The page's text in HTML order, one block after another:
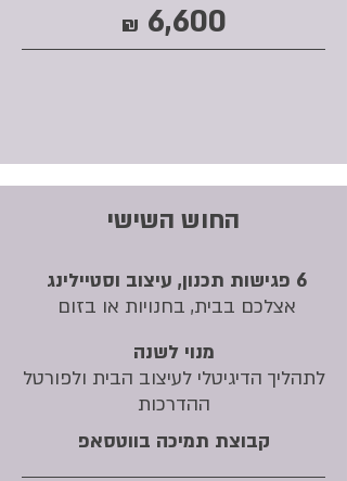
6,600
₪
החוש השישי
6 פגישות תכנון, עיצוב וסטיילינג
אצלכם בבית​, בחנויות או בזום
מנוי לשנה
לתהליך הדיגיטלי לעיצוב הבית ולפורטל
ההדרכות
קבוצת תמיכה בווטסאפ